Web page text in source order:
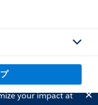
your impact at